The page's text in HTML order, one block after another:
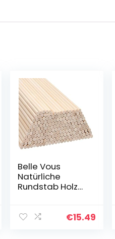
Belle Vous
Natürliche
Rundstab Holz
Pack) – 18 cm –
€15.49